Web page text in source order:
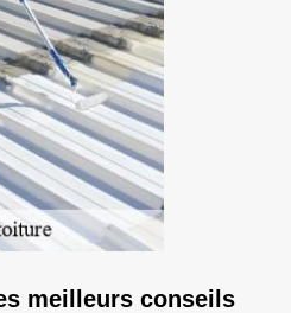
meilleurs conseils